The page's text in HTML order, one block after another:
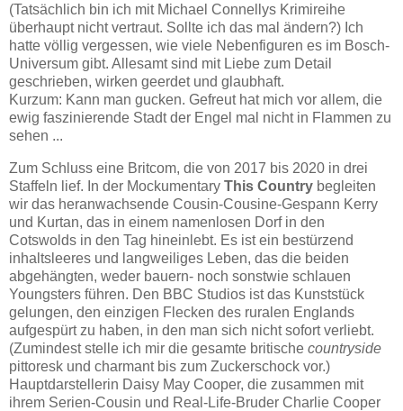
(Tatsächlich bin ich mit Michael Connellys Krimireihe
überhaupt nicht vertraut. Sollte ich das mal ändern?) Ich
hatte völlig vergessen, wie viele Nebenfiguren es im Bosch-
Universum gibt. Allesamt sind mit Liebe zum Detail
geschrieben, wirken geerdet und glaubhaft.
Kurzum: Kann man gucken. Gefreut hat mich vor allem, die
ewig faszinierende Stadt der Engel mal nicht in Flammen zu
sehen ...
Zum Schluss eine Britcom, die von 2017 bis 2020 in drei
Staffeln lief. In der Mockumentary This Country begleiten
wir das heranwachsende Cousin-Cousine-Gespann Kerry
und Kurtan, das in einem namenlosen Dorf in den
Cotswolds in den Tag hineinlebt. Es ist ein bestürzend
inhaltsleeres und langweiliges Leben, das die beiden
abgehängten, weder bauern- noch sonstwie schlauen
Youngsters führen. Den BBC Studios ist das Kunststück
gelungen, den einzigen Flecken des ruralen Englands
aufgespürt zu haben, in den man sich nicht sofort verliebt.
(Zumindest stelle ich mir die gesamte britische countryside
pittoresk und charmant bis zum Zuckerschock vor.)
Hauptdarstellerin Daisy May Cooper, die zusammen mit
ihrem Serien-Cousin und Real-Life-Bruder Charlie Cooper